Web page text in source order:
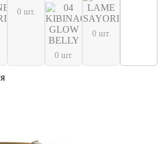
0 шт.
0 шт.
0 шт.